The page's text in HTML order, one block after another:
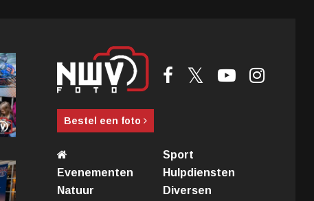
Bestel een foto
Sport
Evenementen
Hulpdiensten
Natuur
Diversen